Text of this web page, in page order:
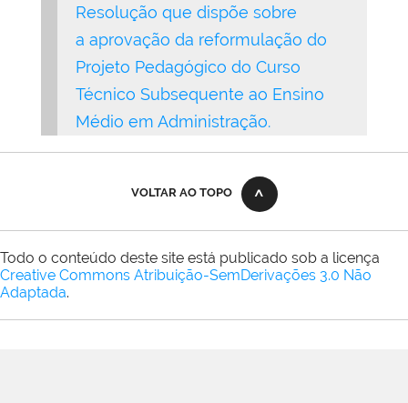
Resolução que dispõe sobre
aaprovação da reformulação do
Projeto Pedagógico do Curso
Técnico Subsequente ao Ensino
Médio em Administração.
VOLTAR AO TOPO
Todo o conteúdo deste site está publicado sob a licença
Creative Commons Atribuição-SemDerivações 3.0 Não
Adaptada.